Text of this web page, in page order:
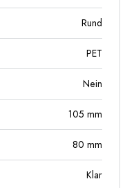
Rund
PET
Nein
105 mm
80 mm
Klar